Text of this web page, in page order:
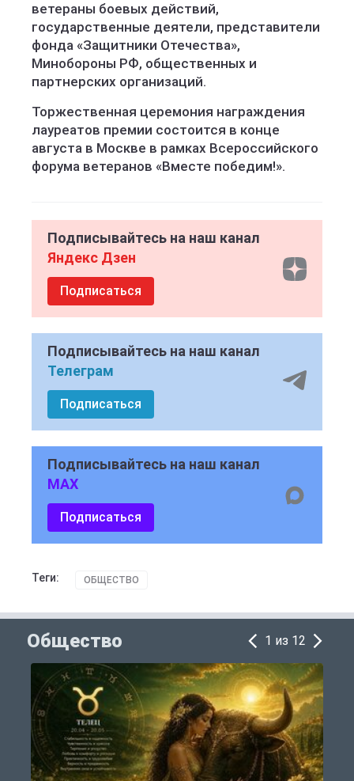
ветераны боевых действий,
государственные деятели, представители
фонда «Защитники Отечества»,
Минобороны РФ, общественных и
партнерских организаций.
Торжественная церемония награждения
лауреатов премии состоится в конце
августа в Москве в рамках Всероссийского
форума ветеранов «Вместе победим!».
Подписывайтесь на наш канал
Яндекс Дзен
Подписаться
Подписывайтесь на наш канал
Телеграм
Подписаться
Подписывайтесь на наш канал
MAX
Подписаться
Теги: ОБЩЕСТВО
Общество 1 из 12